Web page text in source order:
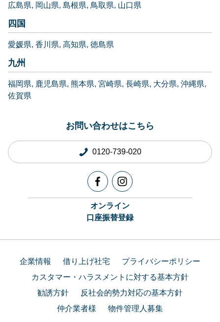
広島県 岡山県 島根県 鳥取県 山口県
四国
愛媛県 香川県 高知県 徳島県
九州
福岡県 鹿児島県 熊本県 宮崎県 長崎県 大分県 沖縄県
佐賀県
お問い合わせはこちら
0120-739-020
オンライン
口座振替登録
企業情報 借り上げ社宅
プライバシーポリシー
カスタマー・ハラスメントに対する基本方針
勧誘方針
反社会的勢力対応の基本方針
仲介業者様
物件管理人募集